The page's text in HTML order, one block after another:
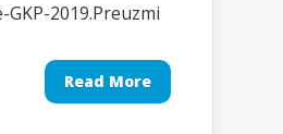
GKP-2019.Preuzmi
Read More